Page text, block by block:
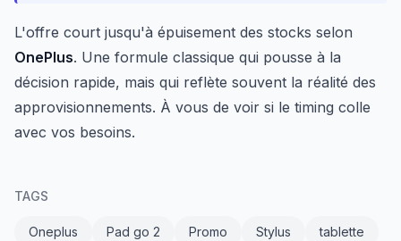
L'offre court jusqu'à épuisement des stocks selon
OnePlus. Une formule classique qui pousse à la
décision rapide, mais qui reflète souvent la réalité des
approvisionnements. À vous de voir si le timing colle
avec vos besoins.
TAGS
Oneplus Pad go 2 Promo Stylus tablette